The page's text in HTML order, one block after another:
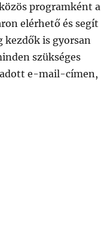
programként a
elérhető és segít
kezdők is gyorsan
szükséges
e-mail-címen,